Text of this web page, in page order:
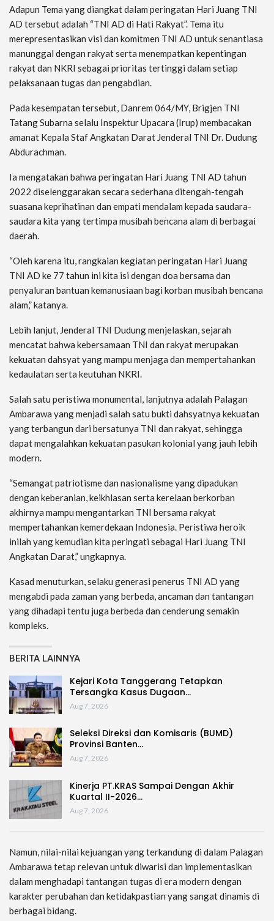
Adapun Tema yang diangkat dalam peringatan Hari Juang TNI
AD tersebut adalah “TNI AD di Hati Rakyat”. Tema itu
merepresentasikan visi dan komitmen TNI AD untuk senantiasa
manunggal dengan rakyat serta menempatkan kepentingan
rakyat dan NKRI sebagai prioritas tertinggi dalam setiap
pelaksanaan tugas dan pengabdian.
Pada kesempatan tersebut, Danrem 064/MY, Brigjen TNI
Tatang Subarna selalu Inspektur Upacara (Irup) membacakan
amanat Kepala Staf Angkatan Darat Jenderal TNI Dr. Dudung
Abdurachman.
Ia mengatakan bahwa peringatan Hari Juang TNI AD tahun
2022 diselenggarakan secara sederhana ditengah-tengah
suasana keprihatinan dan empati mendalam kepada saudara-
saudara kita yang tertimpa musibah bencana alam di berbagai
daerah.
“Oleh karena itu, rangkaian kegiatan peringatan Hari Juang
TNI AD ke 77 tahun ini kita isi dengan doa bersama dan
penyaluran bantuan kemanusiaan bagi korban musibah bencana
alam,” katanya.
Lebih lanjut, Jenderal TNI Dudung menjelaskan, sejarah
mencatat bahwa kebersamaan TNI dan rakyat merupakan
kekuatan dahsyat yang mampu menjaga dan mempertahankan
kedaulatan serta keutuhan NKRI.
Salah satu peristiwa monumental, lanjutnya adalah Palagan
Ambarawa yang menjadi salah satu bukti dahsyatnya kekuatan
yang terbangun dari bersatunya TNI dan rakyat, sehingga
dapat mengalahkan kekuatan pasukan kolonial yang jauh lebih
modern.
“Semangat patriotisme dan nasionalisme yang dipadukan
dengan keberanian, keikhlasan serta kerelaan berkorban
akhirnya mampu mengantarkan TNI bersama rakyat
mempertahankan kemerdekaan Indonesia. Peristiwa heroik
inilah yang kemudian kita peringati sebagai Hari Juang TNI
Angkatan Darat,” ungkapnya.
Kasad menuturkan, selaku generasi penerus TNI AD yang
mengabdi pada zaman yang berbeda, ancaman dan tantangan
yang dihadapi tentu juga berbeda dan cenderung semakin
kompleks.
BERITA LAINNYA
Kejari Kota Tanggerang Tetapkan
Tersangka Kasus Dugaan…
Aug 7, 2026
Seleksi Direksi dan Komisaris (BUMD)
Provinsi Banten…
Aug 7, 2026
Kinerja PT.KRAS Sampai Dengan Akhir
Kuartal II-2026…
Aug 7, 2026
Namun, nilai-nilai kejuangan yang terkandung di dalam Palagan
Ambarawa tetap relevan untuk diwarisi dan implementasikan
dalam menghadapi tantangan tugas di era modern dengan
karakter perubahan dan ketidakpastian yang sangat dinamis di
berbagai bidang.